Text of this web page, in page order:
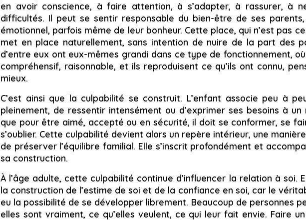
en avoir conscience, à faire attention, à s’adapter, à rassurer, à
difficultés. Il peut se sentir responsable du bien-être de ses
émotionnel, parfois même de leur bonheur. Cette place, qui n’est pas
met en place naturellement, sans intention de nuire de la part des
d’entre eux ont eux-mêmes grandi dans ce type de fonctionnement,
compréhensif, raisonnable, et ils reproduisent ce qu’ils ont connu,
mieux.
C’est ainsi que la culpabilité se construit. L’enfant associe peu à
pleinement, de ressentir intensément ou d’exprimer ses besoins à un
que pour être aimé, accepté ou en sécurité, il doit se conformer, se
s’oublier. Cette culpabilité devient alors un repère intérieur, une
de préserver l’équilibre familial. Elle s’inscrit profondément et
sa construction.
À l’âge adulte, cette culpabilité continue d’influencer la relation à soi.
la construction de l’estime de soi et de la confiance en soi, car le
eu la possibilité de se développer librement. Beaucoup de personnes
elles sont vraiment, ce qu’elles veulent, ce qui leur fait envie. Faire